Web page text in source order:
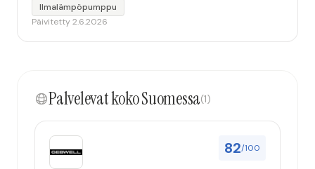
Ilmalämpöpumppu
Päivitetty 2.6.2026
Palvelevat koko Suomessa(1)
82/100